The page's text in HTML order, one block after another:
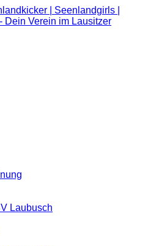
Laubusch